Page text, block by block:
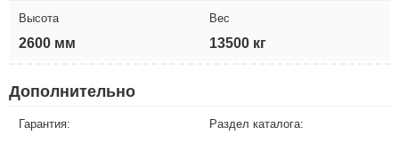
Высота
2600 мм
Вес
13500 кг
Дополнительно
Гарантия: Раздел каталога: